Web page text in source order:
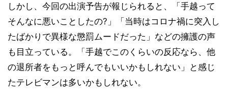
しかし、今回の出演予告が報じられると、「手越って
そんなに悪いことしたの?」「当時はコロナ禍に突入し
たばかりで異様な懲罰ムードだった」などの擁護の声
も目立っている。「手越でこのくらいの反応なら、他
の退所者をもっと呼んでもいいかもしれない」と感じ
たテレビマンは多いかもしれない。